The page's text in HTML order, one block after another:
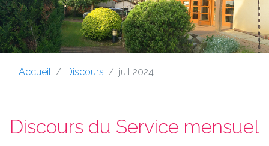
Accueil Discours juil 2024
Discours du Service mensuel